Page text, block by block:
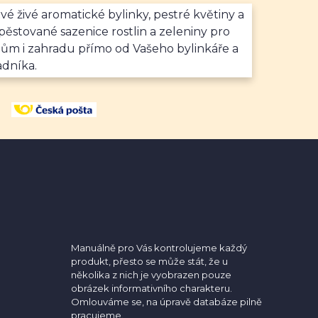
živé aromatické bylinky, pestré květiny a
sazenice rostlin a zeleniny pro
i zahradu přímo od Vašeho bylinkáře a
Manuálně pro Vás kontrolujeme každý
produkt, přesto se může stát, že u
několika z nich je vyobrazen pouze
obrázek informativního charakteru.
Omlouváme se, na úpravě databáze pilně
pracujeme.